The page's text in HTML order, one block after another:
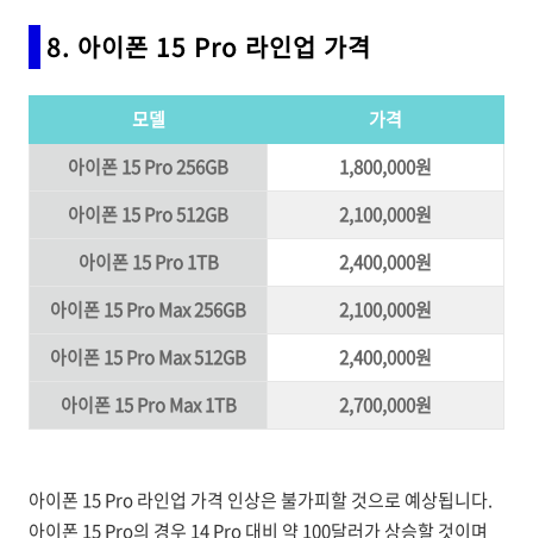
8. 아이폰 15 Pro 라인업 가격
모델
가격
아이폰 15 Pro 256GB
1,800,000원
아이폰 15 Pro 512GB
2,100,000원
아이폰 15 Pro 1TB
2,400,000원
아이폰 15 Pro Max 256GB
2,100,000원
아이폰 15 Pro Max 512GB
2,400,000원
아이폰 15 Pro Max 1TB
2,700,000원
아이폰 15 Pro 라인업 가격 인상은 불가피할 것으로 예상됩니다.
아이폰 15 Pro의 경우 14 Pro 대비 약 100달러가 상승할 것이며